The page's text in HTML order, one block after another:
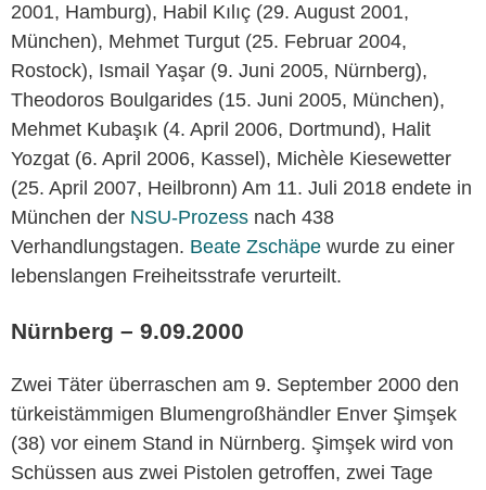
2001, Hamburg), Habil Kılıç (29. August 2001,
München), Mehmet Turgut (25. Februar 2004,
Rostock), Ismail Yaşar (9. Juni 2005, Nürnberg),
Theodoros Boulgarides (15. Juni 2005, München),
Mehmet Kubaşık (4. April 2006, Dortmund), Halit
Yozgat (6. April 2006, Kassel), Michèle Kiesewetter
(25. April 2007, Heilbronn) Am 11. Juli 2018 endete in
München der NSU-Prozess nach 438
Verhandlungstagen. Beate Zschäpe wurde zu einer
lebenslangen Freiheitsstrafe verurteilt.
Nürnberg – 9.09.2000
Zwei Täter überraschen am 9. September 2000 den
türkeistämmigen Blumengroßhändler Enver Şimşek
(38) vor einem Stand in Nürnberg. Şimşek wird von
Schüssen aus zwei Pistolen getroffen, zwei Tage